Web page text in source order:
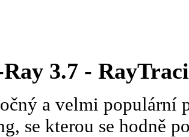
3.7 -
a velmi populární
se kterou se hodně